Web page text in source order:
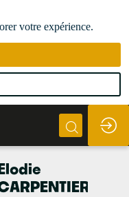
votre expérience.